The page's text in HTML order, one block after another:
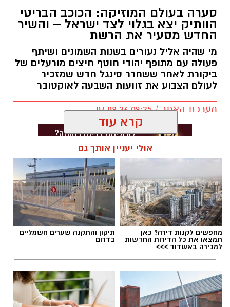
סערה בעולם המוזיקה: הכוכב הבריטי
הוותיק יצא בגלוי לצד ישראל – והשיר
החדש מסעיר את הרשת
מי שהיה אליל נעורים בשנות השמונים ושיתף
פעולה עם מתופף יהודי חוטף חיצים מורעלים של
ביקורת לאחר ששחרר סינגל חדש שמזכיר
לעולם הצבוע את זוועות השבעה לאוקטובר
מערכת האתר / 09:35 07.08.26
תגים:בוי ג'ורג'
קרא עוד
אולי יעניין אותך גם
מחפשים לקנות דירה? כאן
תמצאו את כל הדירות החדשות
למכירה באשדוד >>>
תיקון והתקנה שערים חשמליים
בדרום